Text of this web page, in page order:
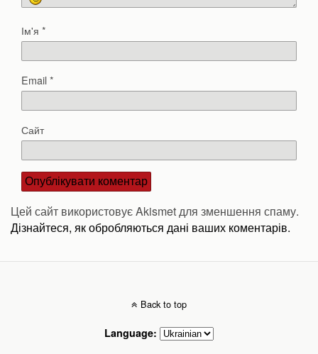
Ім'я *
Email*
Сайт
Цей сайт використовує Akismet для зменшення спаму.
Дізнайтеся, як обробляються дані ваших коментарів.
Back to top
Language: